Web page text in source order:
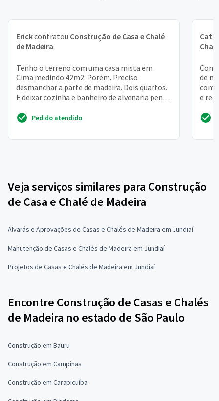
Erickcontratou Construção de Casa e Chalé
de Madeira
Tenho o terreno com uma casa mista em.
Cima medindo 42m2. Porém. Preciso
desmanchar a parte de madeira. Dois quartos.
E deixar cozinha e banheiro de alvenaria penso
Pedido atendido
de
com
e
Veja serviços similares para Construção
de Casa e Chalé de Madeira
Alvarás e Aprovações de Casas e Chalés de Madeira em Jundiaí
Manutenção de Casas e Chalés de Madeira em Jundiaí
Projetos de Casas e Chalés de Madeira em Jundiaí
Encontre Construção de Casas e Chalés
de Madeira no estado de São Paulo
Construção em Bauru
Construção em Campinas
Construção em Carapicuíba